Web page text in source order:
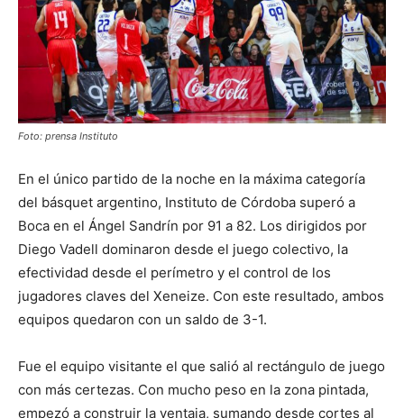
Foto: prensa Instituto
En el único partido de la noche en la máxima categoría
del básquet argentino, Instituto de Córdoba superó a
Boca en el Ángel Sandrín por 91 a 82. Los dirigidos por
Diego Vadell dominaron desde el juego colectivo, la
efectividad desde el perímetro y el control de los
jugadores claves del Xeneize. Con este resultado, ambos
equipos quedaron con un saldo de 3-1.
Fue el equipo visitante el que salió al rectángulo de juego
con más certezas. Con mucho peso en la zona pintada,
empezó a construir la ventaja, sumando desde cortes al